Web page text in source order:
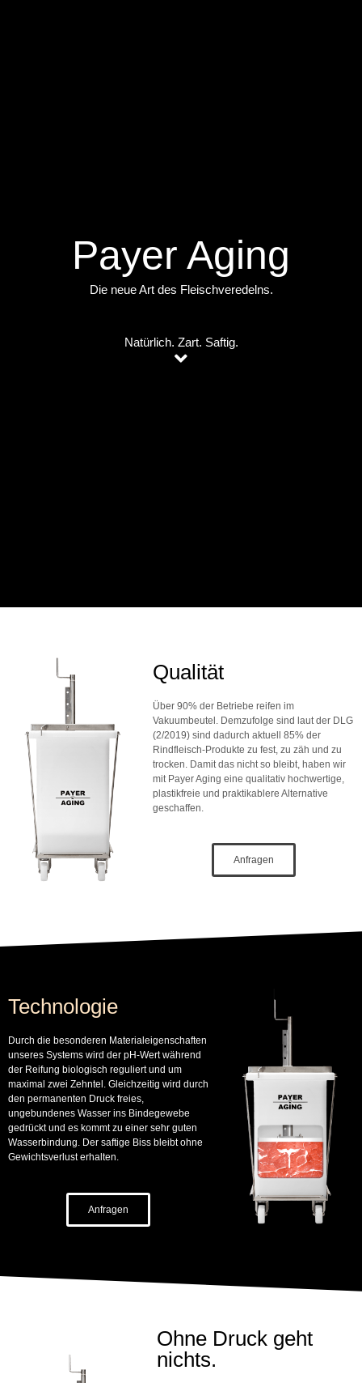
Payer Aging
Die neue Art des Fleischveredelns.
Natürlich. Zart. Saftig.
Qualität
Über 90% der Betriebe reifen im
Vakuumbeutel. Demzufolge sind laut der DLG
(2/2019) sind dadurch aktuell 85% der
Rindfleisch-Produkte zu fest, zu zäh und zu
trocken. Damit das nicht so bleibt, haben wir
mit Payer Aging eine qualitativ hochwertige,
plastikfreie und praktikablere Alternative
geschaffen.
Anfragen
Technologie
Durch die besonderen Materialeigenschaften
unseres Systems wird der pH-Wert während
der Reifung biologisch reguliert und um
maximal zwei Zehntel. Gleichzeitig wird durch
den permanenten Druck freies,
ungebundenes Wasser ins Bindegewebe
gedrückt und es kommt zu einer sehr guten
Wasserbindung. Der saftige Biss bleibt ohne
Gewichtsverlust erhalten.
Anfragen
Ohne Druck geht
nichts.